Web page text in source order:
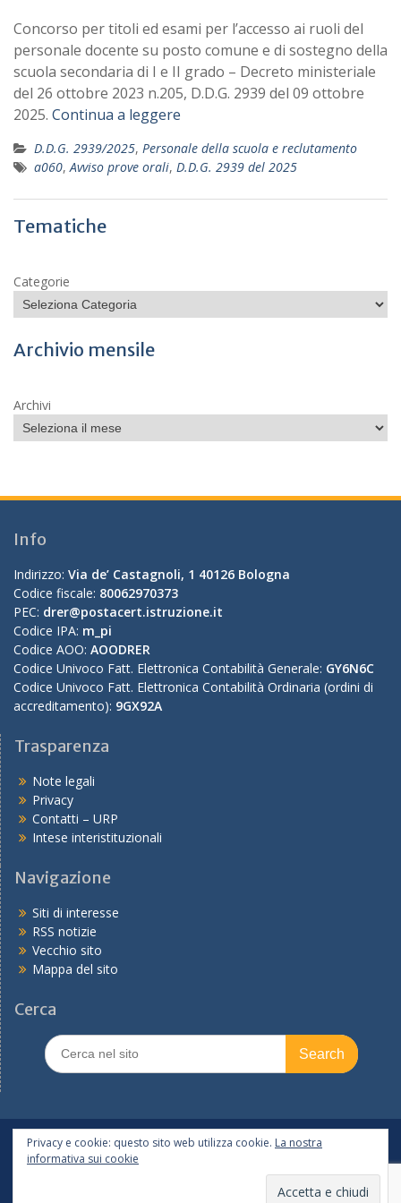
Concorso per titoli ed esami per l’accesso ai ruoli del
personale docente su posto comune e di sostegno della
scuola secondaria di I e II grado – Decreto ministeriale
del 26 ottobre 2023 n.205, D.D.G. 2939 del 09 ottobre
2025. Continua a leggere
D.D.G. 2939/2025, Personale della scuola e reclutamento
a060,Avviso prove orali, D.D.G. 2939 del 2025
Tematiche
Categorie
Archivio mensile
Archivi
Info
Indirizzo: Via de’ Castagnoli, 1 40126 Bologna
Codice fiscale: 80062970373
PEC: drer@postacert.istruzione.it
Codice IPA: m_pi
Codice AOO: AOODRER
Codice Univoco Fatt. Elettronica Contabilità Generale: GY6N6C
Codice Univoco Fatt. Elettronica Contabilità Ordinaria (ordini di
accreditamento): 9GX92A
Trasparenza
Note legali
Privacy
Contatti – URP
Intese interistituzionali
Navigazione
Siti di interesse
RSS notizie
Vecchio sito
Mappa del sito
Cerca
Search
for:
In primo piano PNRR
Tutte le notizie
Copyright © 2026
Privacy e cookie: questo sito web utilizza cookie. La nostra
informativa sui cookie